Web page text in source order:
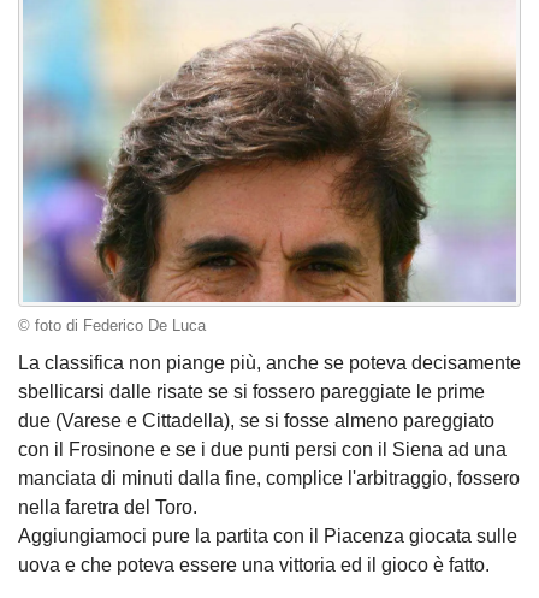
© foto di Federico De Luca
La classifica non piange più, anche se poteva decisamente
sbellicarsi dalle risate se si fossero pareggiate le prime
due (Varese e Cittadella), se si fosse almeno pareggiato
con il Frosinone e se i due punti persi con il Siena ad una
manciata di minuti dalla fine, complice l'arbitraggio, fossero
nella faretra del Toro.
Aggiungiamoci pure la partita con il Piacenza giocata sulle
uova e che poteva essere una vittoria ed il gioco è fatto.